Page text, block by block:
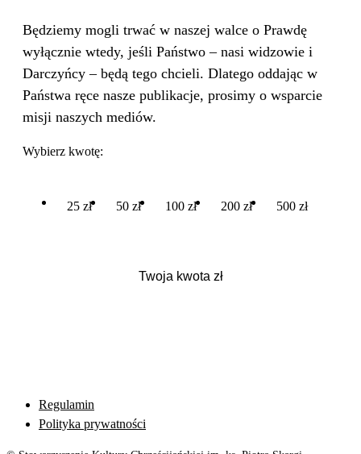
Będziemy mogli trwać w naszej walce o Prawdę
wyłącznie wtedy, jeśli Państwo – nasi widzowie i
Darczyńcy – będą tego chcieli. Dlatego oddając w
Państwa ręce nasze publikacje, prosimy o wsparcie
misji naszych mediów.
Wybierz kwotę:
25 zł 50 zł 100 zł 200 zł 500 zł
Regulamin
Polityka prywatności